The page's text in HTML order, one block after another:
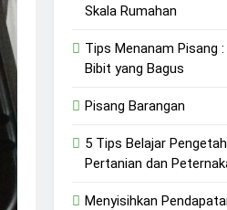
Skala Rumahan
Tips Menanam Pisang
Bibit yang Bagus
Pisang Barangan
5 Tips Belajar
Pertanian dan
Menyisihkan